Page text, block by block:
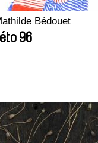
Bédouet
96